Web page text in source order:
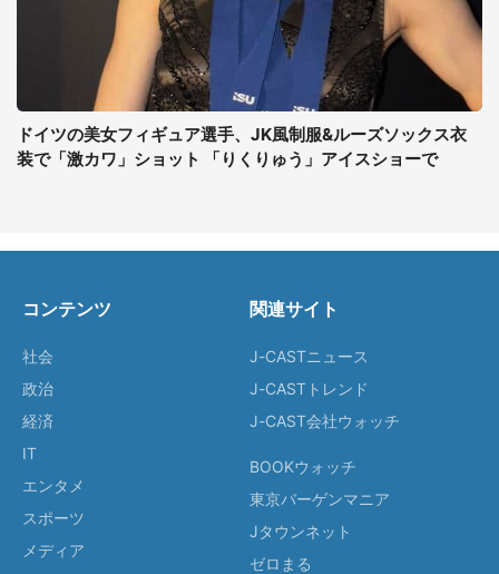
ドイツの美女フィギュア選手、JK風制服&ルーズソックス衣
装で「激カワ」ショット 「りくりゅう」アイスショーで
コンテンツ
社会
政治
経済
IT
エンタメ
スポーツ
メディア
関連サイト
J-CASTニュース
J-CASTトレンド
J-CAST会社ウォッチ
BOOKウォッチ
東京バーゲンマニア
Jタウンネット
ゼロまる